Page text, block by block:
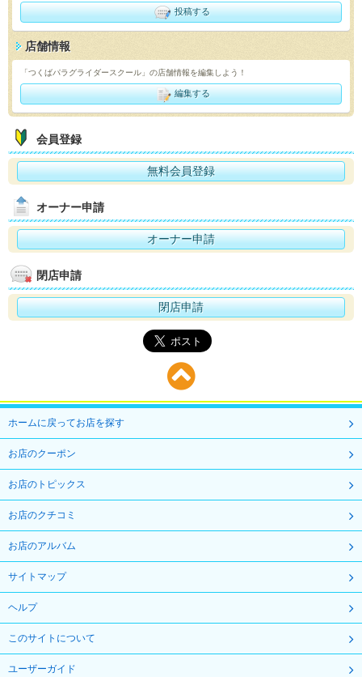
投稿する
店舗情報
「つくばパラグライダースクール」の店舗情報を編集しよう！
編集する
会員登録
無料会員登録
オーナー申請
オーナー申請
閉店申請
閉店申請
ホームに戻ってお店を探す
お店のクーポン
お店のトピックス
お店のクチコミ
お店のアルバム
サイトマップ
ヘルプ
このサイトについて
ユーザーガイド